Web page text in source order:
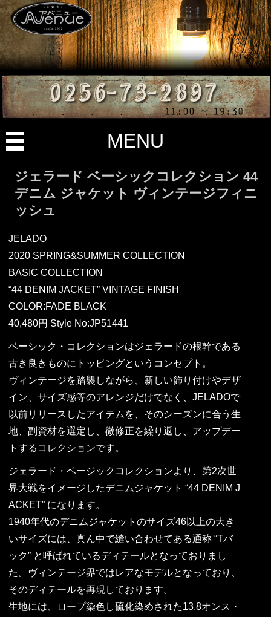
MENU
ジェラード ベーシックコレクション 44
デニム ジャケット ヴィンテージフィニ
ッシュ
JELADO
2020 SPRING&SUMMER COLLECTION
BASIC COLLECTION
“44 DENIM JACKET” VINTAGE FINISH
COLOR:FADE BLACK
40,480円 Style No:JP51441
ベーシック・コレクションはジェラードの根幹である
古き良きものにトッピングというコンセプト。
ヴィンテージを踏襲しながら、新しい飾り付けやデザ
イン、サイズ感等のアレンジだけでなく、JELADOで
以前リリースしたアイテムを、そのシーズンに合う生
地、副資材を選定し、微修正を繰り返し、アップデー
トするコレクションです。
ジェラード・ベージックコレクションより、第2次世
界大戦をイメージしたデニムジャケット “44 DENIM J
ACKET” になります。
1940年代のデニムジャケットのサイズ46以上の大き
いサイズには、真ん中で縫い合わせてある通称 “Tバ
ック” と呼ばれているディテールとなっておりまし
た。ヴィンテージ界ではレアなモデルとなっており、
そのディテールを再現しております。
生地には、ロープ染色し硫化染めされた13.8オンス・